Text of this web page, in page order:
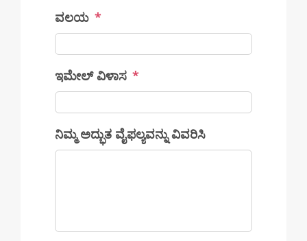
ವಲಯ *
ಇಮೇಲ್ ವಿಳಾಸ *
ನಿಮ್ಮ ಅದ್ಭುತ ವೈಫಲ್ಯವನ್ನು ವಿವರಿಸಿ